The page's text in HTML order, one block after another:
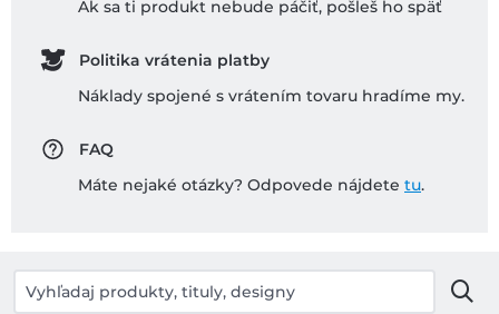
Ak sa ti produkt nebude páčiť, pošleš ho späť
Politika vrátenia platby
Náklady spojené s vrátením tovaru hradíme my.
FAQ
Máte nejaké otázky? Odpovede nájdete tu.